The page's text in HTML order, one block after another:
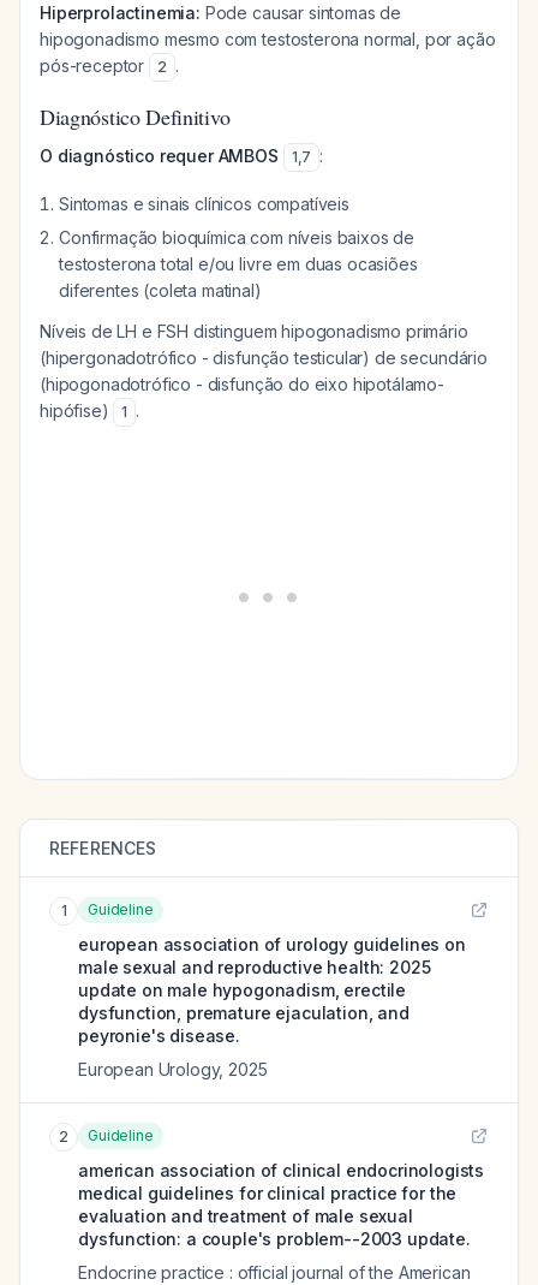
Hiperprolactinemia: Pode causar sintomas de
hipogonadismo mesmo com testosterona normal, por ação
pós-receptor
2 .
Diagnóstico Definitivo
O diagnóstico requer AMBOS 1,7 :
Sintomas e sinais clínicos compatíveis
Confirmação bioquímica com níveis baixos de
testosterona total e/ou livre em duas ocasiões
diferentes (coleta matinal)
Níveis de LH e FSH distinguem hipogonadismo primário
(hipergonadotrófico - disfunção testicular) de secundário
(hipogonadotrófico - disfunção do eixo hipotálamo-
hipófise)
1 .
REFERENCES
1 Guideline
european association of urology guidelines on
male sexual and reproductive health: 2025
update on male hypogonadism, erectile
dysfunction, premature ejaculation, and
peyronie's disease.
European Urology, 2025
2 Guideline
american association of clinical endocrinologists
medical guidelines for clinical practice for the
evaluation and treatment of male sexual
dysfunction: a couple's problem--2003 update.
Endocrine practice : official journal of the American